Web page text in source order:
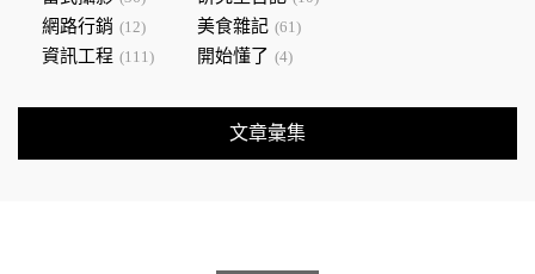
網路行銷 (12) 美食雜記 (61)
資訊工程 (111) 開始懂了 (4)
文章彙集